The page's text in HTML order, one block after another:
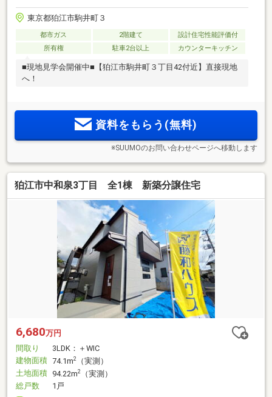
東京都狛江市駒井町３
都市ガス 2階建て
設計住宅性能評価付
所有権
駐車2台以上 カウンターキッチン
■現地見学会開催中■【狛江市駒井町３丁目42付近】直接現地
へ！
資料をもらう(無料)
※SUUMOのお問い合わせページへ移動します
狛江市中和泉3丁目 全1棟 新築分譲住宅
6,680万円
間取り
3LDK：＋WIC
建物面積 74.1m2
（実測）
土地面積 94.22m2
（実測）
総戸数
1戸